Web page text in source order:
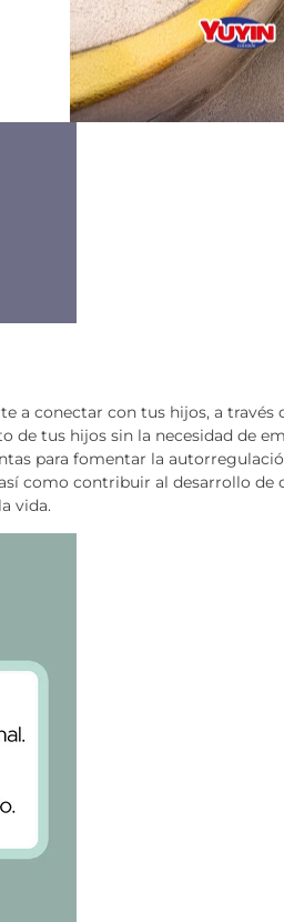
a conectar con tus hijos, a través
de tus hijos sin la necesidad de
para fomentar la
como contribuir al desarrollo de
vida.